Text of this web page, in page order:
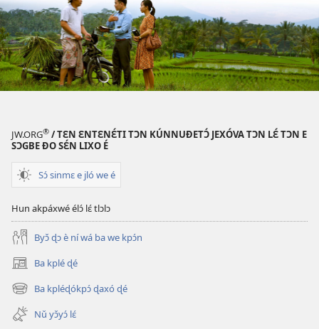
JW.ORG® / TƐN ƐNTƐNƐ́TI TƆN KÚNNUƉETƆ́ JEXÓVA TƆN LƐ́ TƆN E
SƆGBE ƉO SƐ́N LIXO É
Sɔ́ sinmɛ e jló we é
Hun akpáxwé élɔ́ lɛ́ tlɔlɔ
Byɔ̌ ɖɔ è ní wá ba we kpɔ́n
Ba kplé ɖé
(opens
new
window)
Ba kpléɖókpɔ́ ɖaxó ɖé
(opens
new
window)
Nǔ yɔ̌yɔ́ lɛ́